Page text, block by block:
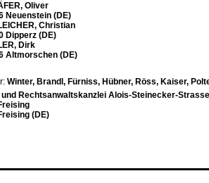
Oliver
Neuenstein (DE)
Christian
Dipperz (DE)
Dirk
Altmorschen (DE)
Winter, Brandl, Fürniss, Hübner, Röss, Kaiser,
und Rechtsanwaltskanzlei Alois-Steinecker-
(DE)